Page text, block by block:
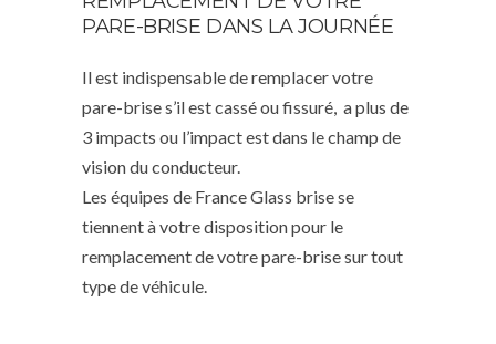
PARE-BRISE DANS LA JOURNÉE
Il est indispensable de remplacer votre
pare-brise s’il est cassé ou fissuré, a plus de
3 impacts ou l’impact est dans le champ de
vision du conducteur.
Les équipes de France Glass brise se
tiennent à votre disposition pour le
remplacement de votre pare-brise sur tout
type de véhicule.